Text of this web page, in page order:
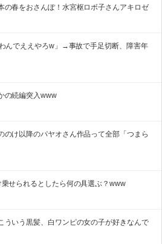
の春をおさんぽ！水宮枢ロボ子さんアキロゼ
んでええやろw」→事故で手足切断、障害年
の続編突入www
のけ以降のパヤオさん作品って全部「つまら
乗せられるとしたら何の具選ぶ？www
ういう黒髪、白ワンピの女の子が好きなんで